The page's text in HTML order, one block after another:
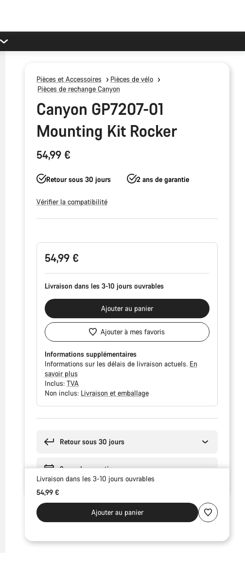
Pièces et Accessoires
Pièces de vélo
Pièces de rechange Canyon
Canyon GP7207-01
Mounting Kit Rocker
54,99 €
Retour sous 30 jours 2 ans de garantie
Vérifier la compatibilité
produit
54,99 €
Livraison dans les 3-10 jours ouvrables
Ajouter au panier
Ajouter à mes favoris
Informations supplémentaires
Informations sur les délais de livraison actuels. En
savoir plus
Inclus: TVA
Non inclus: Livraison et emballage
Retour sous 30 jours
2 ans de garantie
Livraison dans les 3-10 jours ouvrables
54,99 €
Ajouter au panier